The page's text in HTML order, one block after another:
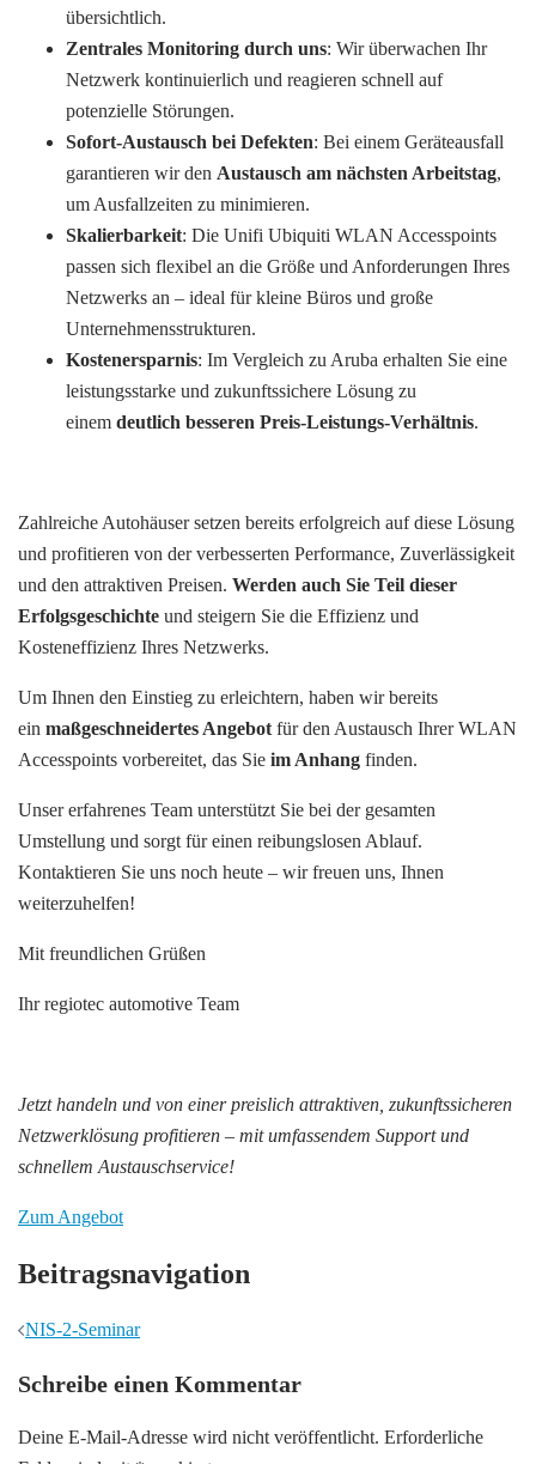
übersichtlich.
Zentrales Monitoring durch uns: Wir überwachen Ihr
Netzwerk kontinuierlich und reagieren schnell auf
potenzielle Störungen.
Sofort-Austausch bei Defekten: Bei einem Geräteausfall
garantieren wir den Austausch am nächsten Arbeitstag,
um Ausfallzeiten zu minimieren.
Skalierbarkeit: Die Unifi Ubiquiti WLAN Accesspoints
passen sich flexibel an die Größe und Anforderungen Ihres
Netzwerks an – ideal für kleine Büros und große
Unternehmensstrukturen.
Kostenersparnis: Im Vergleich zu Aruba erhalten Sie eine
leistungsstarke und zukunftssichere Lösung zu
einem deutlich besseren Preis-Leistungs-Verhältnis.
Zahlreiche Autohäuser setzen bereits erfolgreich auf diese Lösung
und profitieren von der verbesserten Performance, Zuverlässigkeit
und den attraktiven Preisen. Werden auch Sie Teil dieser
Erfolgsgeschichte und steigern Sie die Effizienz und
Kosteneffizienz Ihres Netzwerks.
Um Ihnen den Einstieg zu erleichtern, haben wir bereits
ein maßgeschneidertes Angebotfür den Austausch Ihrer WLAN
Accesspoints vorbereitet, das Sie im Anhang finden.
Unser erfahrenes Team unterstützt Sie bei der gesamten
Umstellung und sorgt für einen reibungslosen Ablauf.
Kontaktieren Sie uns noch heute – wir freuen uns, Ihnen
weiterzuhelfen!
Mit freundlichen Grüßen
Ihr regiotec automotive Team
Jetzt handeln und von einer preislich attraktiven, zukunftssicheren
Netzwerklösung profitieren – mit umfassendem Support und
schnellem Austauschservice!
Zum Angebot
Beitragsnavigation
NIS-2-Seminar
Schreibe einen Kommentar
Deine E-Mail-Adresse wird nicht veröffentlicht. Erforderliche